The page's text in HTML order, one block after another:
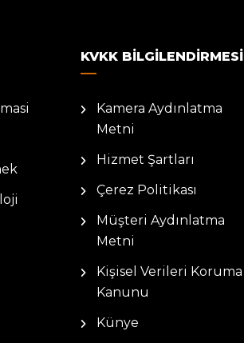
KVKK BILGILENDIRMESI
Kamera Aydınlatma
Metni
Hizmet Şartları
Çerez Politikası
Müşteri Aydınlatma
Metni
Kişisel Verileri Koruma
Kanunu
Künye